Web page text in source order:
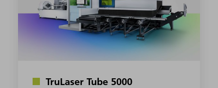
TruLaser Tube 5000